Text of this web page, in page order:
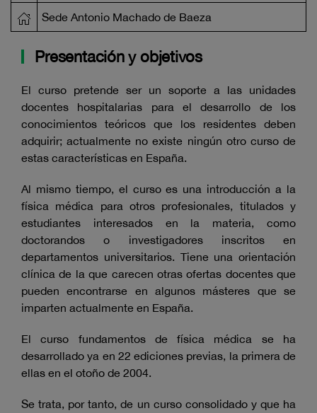
Sede Antonio Machado de Baeza
Presentación y objetivos
El curso pretende ser un soporte a las unidades
docentes hospitalarias para el desarrollo de los
conocimientos teóricos que los residentes deben
adquirir; actualmente no existe ningún otro curso de
estas características en España.
Al mismo tiempo, el curso es una introducción a la
física médica para otros profesionales, titulados y
estudiantes interesados en la materia, como
doctorandos o investigadores inscritos en
departamentos universitarios. Tiene una orientación
clínica de la que carecen otras ofertas docentes que
pueden encontrarse en algunos másteres que se
imparten actualmente en España.
El curso fundamentos de física médica se ha
desarrollado ya en 22 ediciones previas, la primera de
ellas en el otoño de 2004.
Se trata, por tanto, de un curso consolidado y que ha